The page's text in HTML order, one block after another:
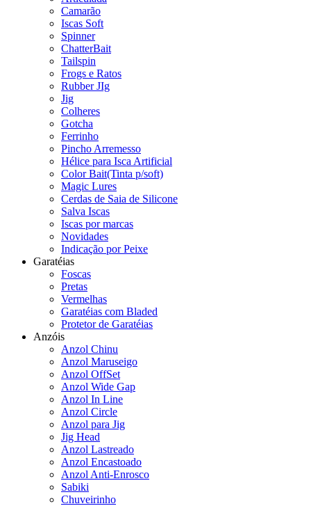
Camarão
Iscas Soft
Spinner
ChatterBait
Tailspin
Frogs e Ratos
Rubber JIg
Jig
Colheres
Gotcha
Ferrinho
Pincho Arremesso
Hélice para Isca Artificial
Color Bait(Tinta p/soft)
Magic Lures
Cerdas de Saia de Silicone
Salva Iscas
Iscas por marcas
Novidades
Indicação por Peixe
Garatéias
Foscas
Pretas
Vermelhas
Garatéias com Bladed
Protetor de Garatéias
Anzóis
Anzol Chinu
Anzol Maruseigo
Anzol OffSet
Anzol Wide Gap
Anzol In Line
Anzol Circle
Anzol para Jig
Jig Head
Anzol Lastreado
Anzol Encastoado
Anzol Anti-Enrosco
Sabiki
Chuveirinho